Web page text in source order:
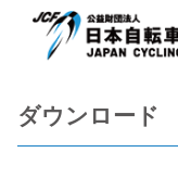
ダウンロード